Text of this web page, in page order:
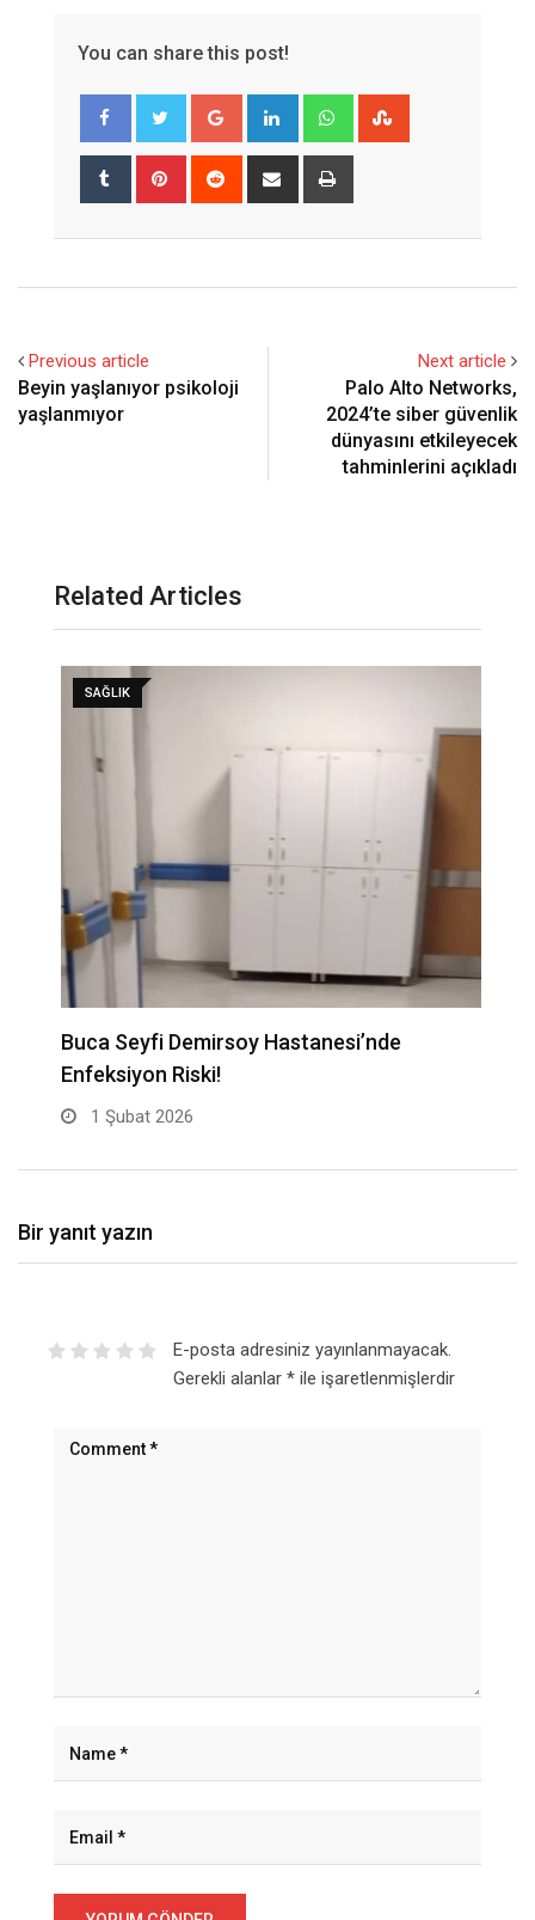
You can share this post!
Google+ LinkedIn Whatsapp
Tumblr Pinterest Reddit
Share
Previous article
Beyin yaşlanıyor psikoloji
yaşlanmıyor
Next article
Palo Alto Networks,
2024’te siber güvenlik
dünyasını etkileyecek
tahminlerini açıkladı
Related Articles
SAĞLIK
Buca Seyfi Demirsoy Hastanesi’nde
Enfeksiyon Riski!
1 Şubat 2026
Bir yanıt yazın
E-posta adresiniz yayınlanmayacak.
Gerekli alanlar *ile işaretlenmişlerdir